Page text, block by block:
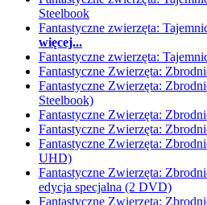
Steelbook
Fantastyczne zwierzęta:
więcej...
Fantastyczne zwierzęta:
Fantastyczne Zwierzęta:
Fantastyczne Zwierzęta:
Steelbook)
Fantastyczne Zwierzęta:
Fantastyczne Zwierzęta:
Fantastyczne Zwierzęta:
UHD)
Fantastyczne Zwierzęta:
edycja specjalna (2 DVD)
Fantastyczne Zwierzęta: